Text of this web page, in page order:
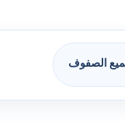
الصفوف